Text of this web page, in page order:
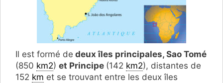
Il est formé de deux îles principales, Sao Tomé
(850 km2) et Principe (142 km2), distantes de
152 km et se trouvant entre les deux îles